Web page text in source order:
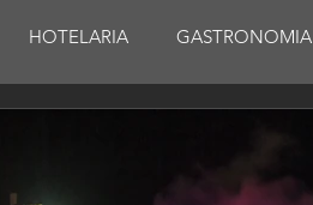
HOTELARIA GASTRONOMIA